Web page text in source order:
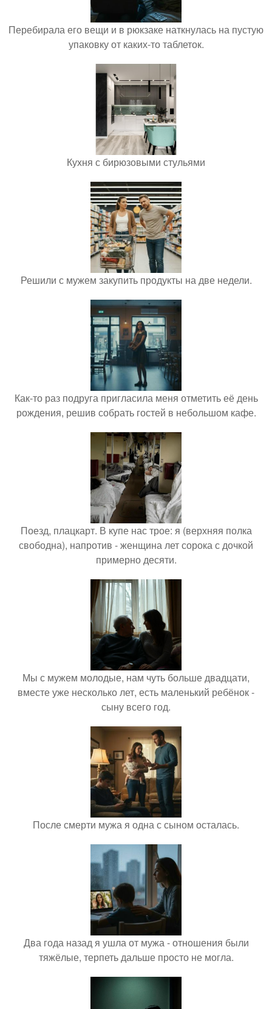
Перебирала его вещи и в рюкзаке наткнулась на пустую
упаковку от каких-то таблеток.
Кухня с бирюзовыми стульями
Решили с мужем закупить продукты на две недели.
Как-то раз подруга пригласила меня отметить её день
рождения, решив собрать гостей в небольшом кафе.
Поезд, плацкарт. В купе нас трое: я (верхняя полка
свободна), напротив - женщина лет сорока с дочкой
примерно десяти.
Мы с мужем молодые, нам чуть больше двадцати,
вместе уже несколько лет, есть маленький ребёнок -
сыну всего год.
После смерти мужа я одна с сыном осталась.
Два года назад я ушла от мужа - отношения были
тяжёлые, терпеть дальше просто не могла.